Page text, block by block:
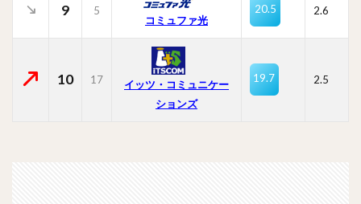
9 5
コミュファ光
20.5 2.6
10 17
イッツ・コミュニケー
ションズ
19.7 2.5